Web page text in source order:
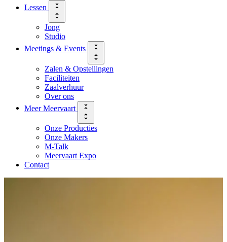
Lessen
Jong
Studio
Meetings & Events
Zalen & Opstellingen
Faciliteiten
Zaalverhuur
Over ons
Meer Meervaart
Onze Producties
Onze Makers
M-Talk
Meervaart Expo
Contact